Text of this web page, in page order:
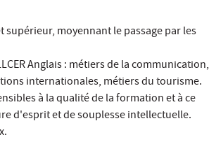
supérieur, moyennant le passage par les
Anglais : métiers de la communication,
internationales, métiers du tourisme.
à la qualité de la formation et à ce
d'esprit et de souplesse intellectuelle.